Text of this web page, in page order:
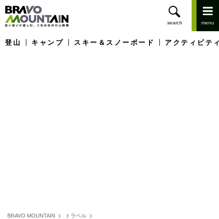
登山 キャンプ スキー＆スノーボード アクティビテ
BRAVO MOUNTAIN
トラベル